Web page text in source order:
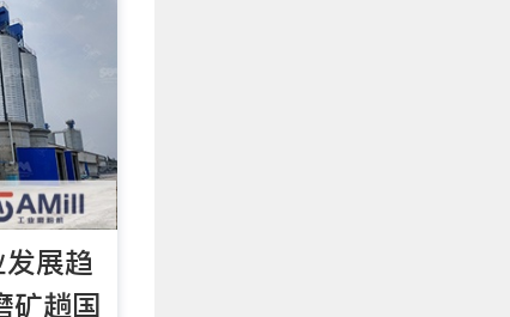
展趋
矿趟国